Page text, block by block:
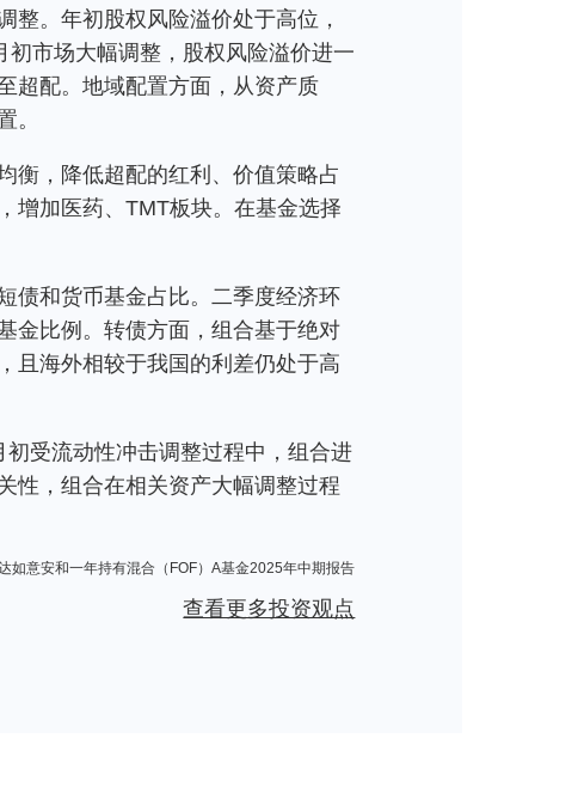
。年初股权风险溢价处于高位，
市场大幅调整，股权风险溢价进一
超配。地域配置方面，从资产质
。
衡，降低超配的红利、价值策略占
增加医药、TMT板块。在基金选择
债和货币基金占比。二季度经济环
金比例。转债方面，组合基于绝对
且海外相较于我国的利差仍处于高
受流动性冲击调整过程中，组合进
性，组合在相关资产大幅调整过程
如意安和一年持有混合（FOF）A基金2025年中期报告
查看更多投资观点